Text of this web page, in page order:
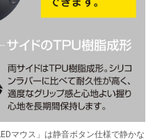
マウス」は静音ボタン仕様で静かな